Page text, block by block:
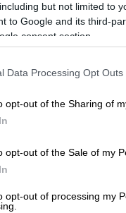
but not limited to
to Google and its third-
consent section.
Data Processing Opt Outs
opt-out of the Sharing of
opt-out of the Sale of my
opt-out of processing my
Procountor
Tiedot Procountorin
itsellesi
ja
virheiden
ja hyväksytty
Se on